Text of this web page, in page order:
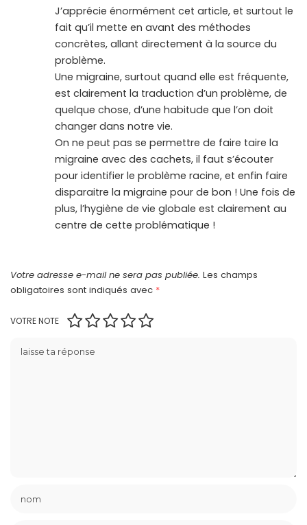
J’apprécie énormément cet article, et surtout le
fait qu’il mette en avant des méthodes
concrètes, allant directement à la source du
problème.
Une migraine, surtout quand elle est fréquente,
est clairement la traduction d’un problème, de
quelque chose, d’une habitude que l’on doit
changer dans notre vie.
On ne peut pas se permettre de faire taire la
migraine avec des cachets, il faut s’écouter
pour identifier le problème racine, et enfin faire
disparaitre la migraine pour de bon ! Une fois de
plus, l’hygiène de vie globale est clairement au
centre de cette problématique !
Votre adresse e-mail ne sera pas publiée. Les champs
obligatoires sont indiqués avec *
VOTRE NOTE